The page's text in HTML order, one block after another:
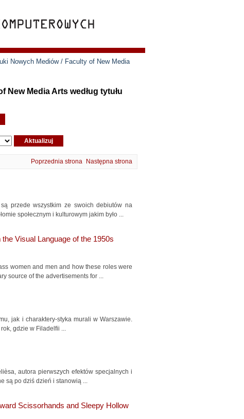
Nowych Mediów / Faculty of New Media
New Media Arts według tytułu
Poprzednia strona Następna strona
przede wszystkim ze swoich debiutów na
społecznym i kulturowym jakim było ...
Visual Language of the 1950s
women and men and how these roles were
source of the advertisements for ...
jak i charaktery-styka murali w Warszawie.
gdzie w Filadelfii ...
autora pierwszych efektów specjalnych i
są po dziś dzień i stanowią ...
Scissorhands and Sleepy Hollow